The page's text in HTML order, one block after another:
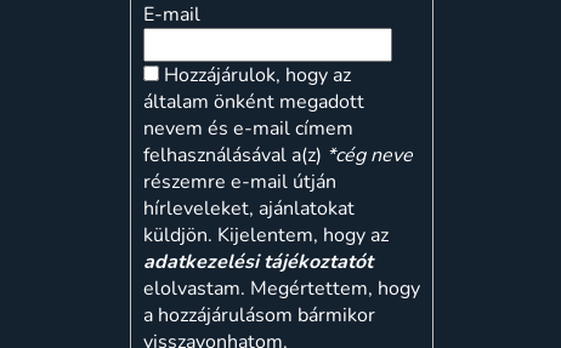
E-mail
Hozzájárulok, hogy az
általam önként megadott
nevem és e-mail címem
felhasználásával a(z) *cég neve
részemre e-mail útján
hírleveleket, ajánlatokat
küldjön. Kijelentem, hogy az
adatkezelési tájékoztatót
elolvastam. Megértettem, hogy
a hozzájárulásom bármikor
visszavonhatom.